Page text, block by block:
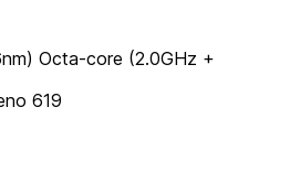
Octa-core (2.0GHz +
619